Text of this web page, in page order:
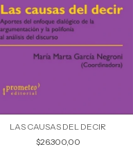
LAS CAUSAS DEL DECIR
$26.300,00